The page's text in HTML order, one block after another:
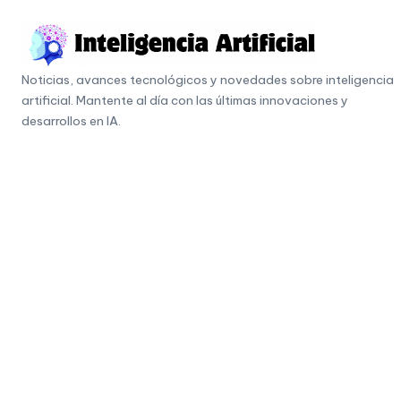
content
I
n
t
Noticias, avances tecnológicos y novedades sobre inteligencia
artificial. Mantente al día con las últimas innovaciones y
desarrollos en IA.